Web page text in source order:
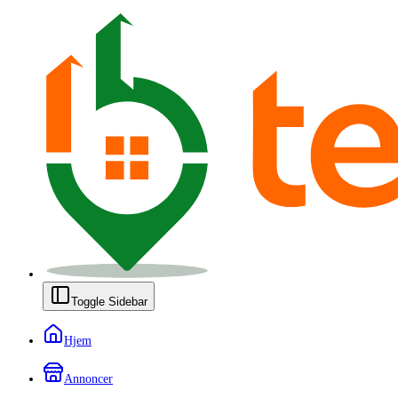
Toggle Sidebar
Hjem
Annoncer